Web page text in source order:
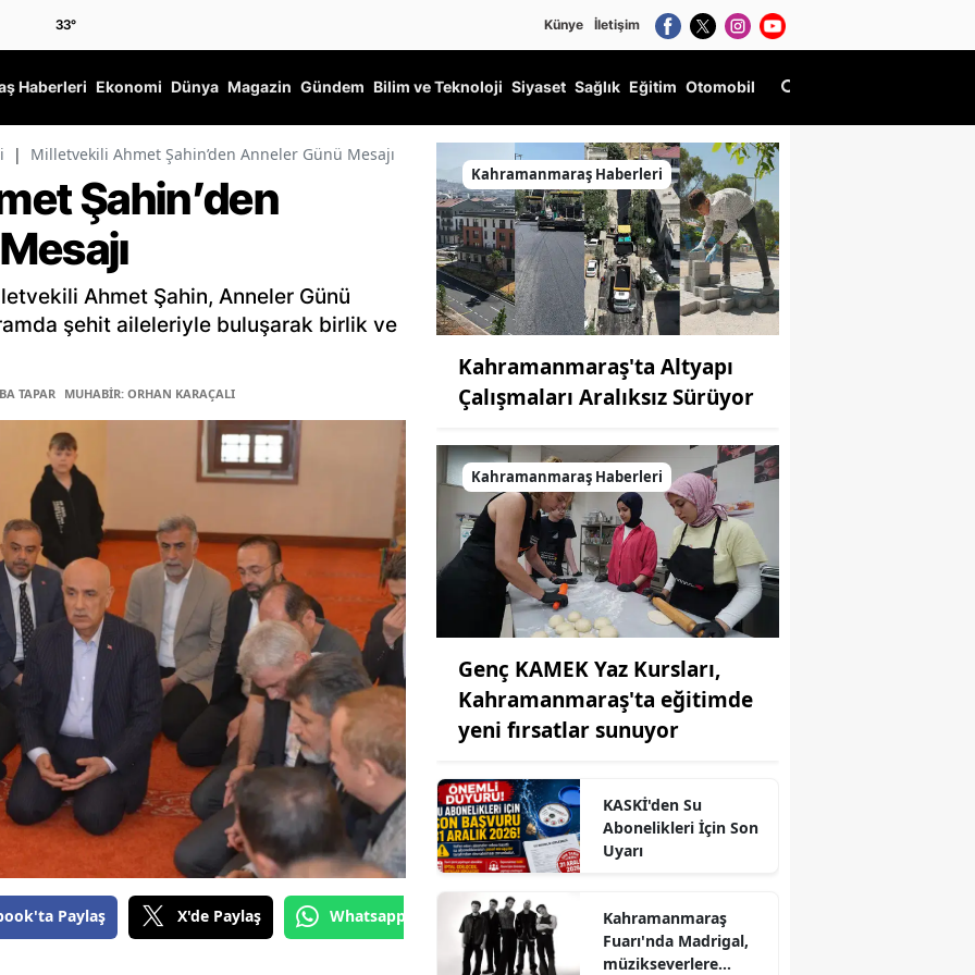
33° Künye İletişim
Haberleri Ekonomi Dünya Magazin Gündem Bilim ve Teknoloji Siyaset Sağlık Eğitim Otomobil
| Milletvekili Ahmet Şahin’den Anneler Günü Mesajı
Şahin’den
Ahmet Şahin, Anneler Günü
şehit aileleriyle buluşarak birlik ve
TAPAR MUHABİR: ORHAN KARAÇALI
Paylaş X'de Paylaş Whatsapp'tan Gönder
Kahramanmaraş Haberleri
Kahramanmaraş'ta Altyapı
Çalışmaları Aralıksız Sürüyor
Kahramanmaraş Haberleri
Genç KAMEK Yaz Kursları,
Kahramanmaraş'ta eğitimde
yeni fırsatlar sunuyor
KASKİ'den Su
Abonelikleri İçin Son
Uyarı
Kahramanmaraş
Fuarı'nda Madrigal,
müzikseverlere